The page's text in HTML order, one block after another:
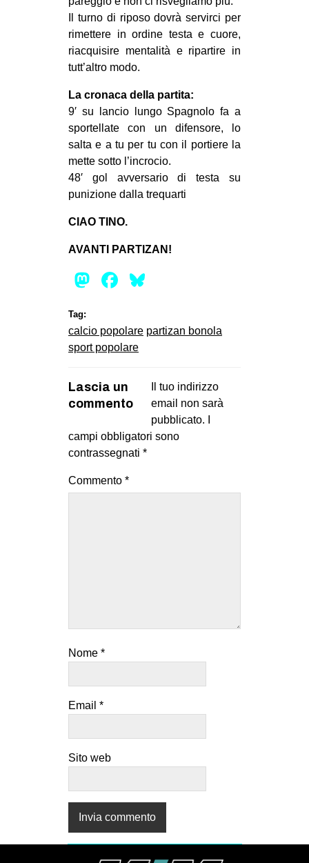
MANIFESTI
MUSICA
RECENSIONI
INTERNAZIONALE
AFRICA
AMERICHE
ESTREMO ORIENTE
EUROPA
Fb
bsky
ms
Il turno di riposo dovrà servirci per
rimettere in ordine testa e cuore,
riacquisire mentalità e ripartire in
tutt’altro modo.
La cronaca della partita:
9′ su lancio lungo Spagnolo fa a
sportellate con un difensore, lo
salta e a tu per tu con il portiere la
mette sotto l’incrocio.
48′ gol avversario di testa su
punizione dalla trequarti
CIAO TINO.
AVANTI PARTIZAN!
Mastodon
Facebook
Tag:
calcio popolare partizan bonola
sport popolare
Lascia un
commento
Il tuo indirizzo
email non sarà
pubblicato.
campi obbligatori sono
contrassegnati *
Commento *
Nome *
Email *
Sito web